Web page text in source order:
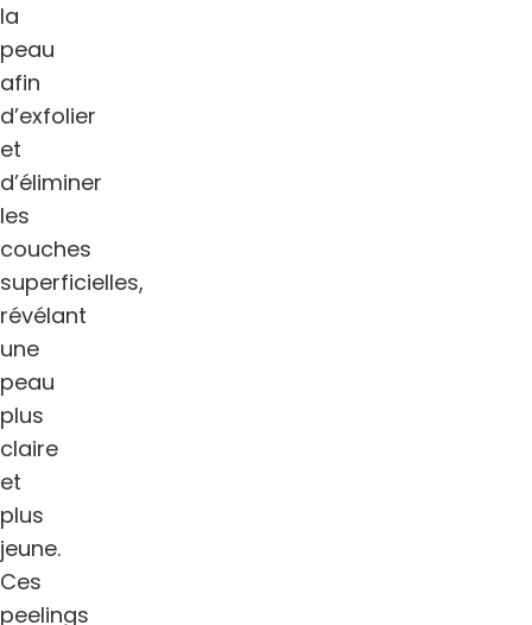
la
peau
afin
d’exfolier
et
d’éliminer
les
couches
superficielles,
révélant
une
peau
plus
claire
et
plus
jeune.
Ces
peelings